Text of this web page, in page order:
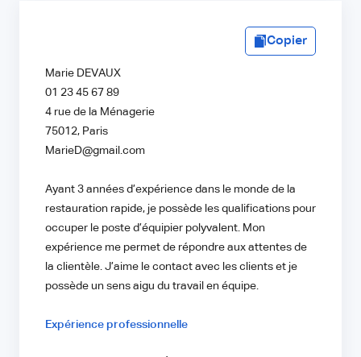
Copier
Marie DEVAUX
01 23 45 67 89
4 rue de la Ménagerie
75012, Paris
MarieD@gmail.com
Ayant 3 années d’expérience dans le monde de la
restauration rapide, je possède les qualifications pour
occuper le poste d’équipier polyvalent. Mon
expérience me permet de répondre aux attentes de
la clientèle. J’aime le contact avec les clients et je
possède un sens aigu du travail en équipe.
Expérience professionnelle